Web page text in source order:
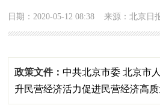
市领导 机构职能
日期：2020-05-12 08:38 来源：北京日
政策文件：中共北京市委 北京市
升民营经济活力促进民营经济高